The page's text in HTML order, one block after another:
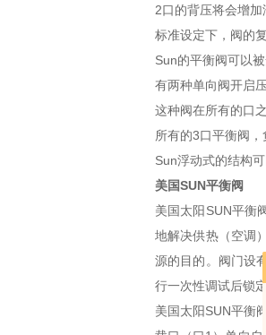
2口的背压将会增
标准设定下，阀的
Sun的平衡阀可以
有两种单向阀开启
这种阀在所有的口
所有的3口平衡阀
Sun浮动式的结构
美国SUN平衡阀
美国太阳SUN平衡
地解决供热（空调
源的目的。阀门设
行一次性调试后锁
美国太阳SUN平衡